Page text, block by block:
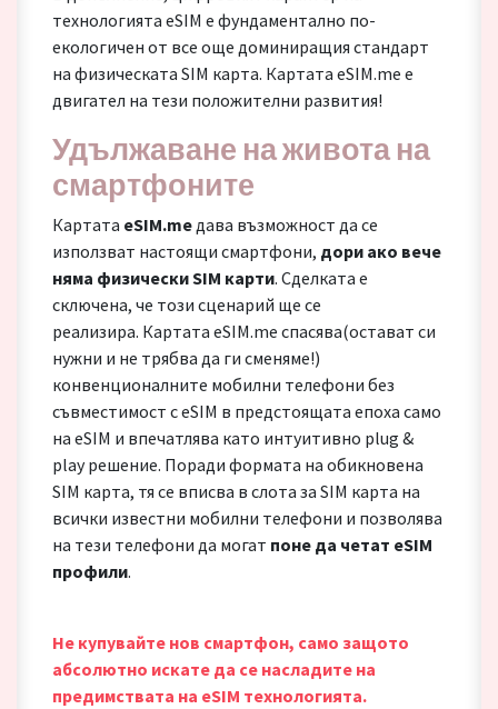
технологията eSIM е фундаментално по-
екологичен от все още доминиращия стандарт
на физическата SIM карта. Картата eSIM.me е
двигател на тези положителни развития!
Удължаване на живота на
смартфоните
Картата eSIM.meдава възможност да се
използват настоящи смартфони, дори ако вече
няма физически SIM карти. Сделката е
сключена, че този сценарий ще се
реализира. Картата eSIM.me спасява(остават си
нужни и не трябва да ги сменяме!)
конвенционалните мобилни телефони без
съвместимост с eSIM в предстоящата епоха само
на eSIM и впечатлява като интуитивно plug &
play решение. Поради формата на обикновена
SIM карта, тя се вписва в слота за SIM карта на
всички известни мобилни телефони и позволява
на тези телефони да могат поне да четат eSIM
профили.
Не купувайте нов смартфон, само защото
абсолютно искате да се насладите на
предимствата на eSIM технологията.